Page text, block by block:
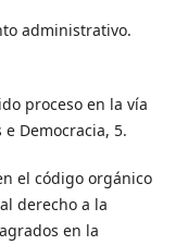
administrativo.
proceso en la vía
Democracia, 5.
el código orgánico
derecho a la
en la